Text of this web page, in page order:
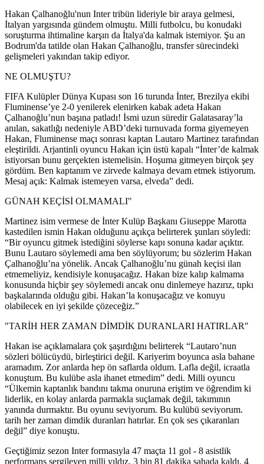
Hakan Çalhanoğlu'nun Inter tribün lideriyle bir araya gelmesi,
İtalyan yargısında gündem olmuştu. Milli futbolcu, bu konudaki
soruşturma ihtimaline karşın da İtalya'da kalmak istemiyor. Şu an
Bodrum'da tatilde olan Hakan Çalhanoğlu, transfer sürecindeki
gelişmeleri yakından takip ediyor.
NE OLMUŞTU?
FIFA Kulüpler Dünya Kupası son 16 turunda İnter, Brezilya ekibi
Fluminense’ye 2-0 yenilerek elenirken kabak adeta Hakan
Çalhanoğlu’nun başına patladı! İsmi uzun süredir Galatasaray’la
anılan, sakatlığı nedeniyle ABD’deki turnuvada forma giyemeyen
Hakan, Fluminense maçı sonrası kaptan Lautaro Martinez tarafından
eleştirildi. Arjantinli oyuncu Hakan için üstü kapalı “İnter’de kalmak
istiyorsan bunu gerçekten istemelisin. Hoşuma gitmeyen birçok şey
gördüm. Ben kaptanım ve zirvede kalmaya devam etmek istiyorum.
Mesaj açık: Kalmak istemeyen varsa, elveda” dedi.
GÜNAH KEÇİSİ OLMAMALI"
Martinez isim vermese de İnter Kulüp Başkanı Giuseppe Marotta
kastedilen ismin Hakan olduğunu açıkça belirterek şunları söyledi:
“Bir oyuncu gitmek istediğini söylerse kapı sonuna kadar açıktır.
Bunu Lautaro söylemedi ama ben söylüyorum; bu sözlerim Hakan
Çalhanoğlu’na yönelik. Ancak Çalhanoğlu’nu günah keçisi ilan
etmemeliyiz, kendisiyle konuşacağız. Hakan bize kalıp kalmama
konusunda hiçbir şey söylemedi ancak onu dinlemeye hazırız, tıpkı
başkalarında olduğu gibi. Hakan’la konuşacağız ve konuyu
olabilecek en iyi şekilde çözeceğiz.”
"TARİH HER ZAMAN DİMDİK DURANLARI HATIRLAR"
Hakan ise açıklamalara çok şaşırdığını belirterek “Lautaro’nun
sözleri bölücüydü, birleştirici değil. Kariyerim boyunca asla bahane
aramadım. Zor anlarda hep ön saflarda oldum. Lafla değil, icraatla
konuştum. Bu kulübe asla ihanet etmedim” dedi. Milli oyuncu
“Ülkemin kaptanlık bandını takma onuruna eriştim ve öğrendim ki
liderlik, en kolay anlarda parmakla suçlamak değil, takımının
yanında durmaktır. Bu oyunu seviyorum. Bu kulübü seviyorum.
tarih her zaman dimdik duranları hatırlar. En çok ses çıkaranları
değil” diye konuştu.
Geçtiğimiz sezon Inter formasıyla 47 maçta 11 gol - 8 asistlik
performans sergileyen milli yıldız, 3 bin 81 dakika sahada kaldı. 4